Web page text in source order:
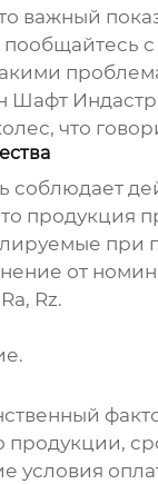
важный
что
соблюдает
продукция
при
от
Ra, Rz.
продукции,
условия